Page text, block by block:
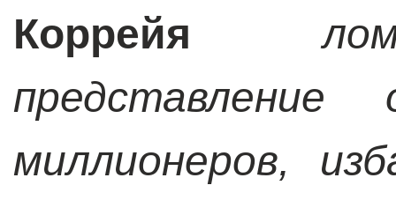
Коррейя
миллионеров,